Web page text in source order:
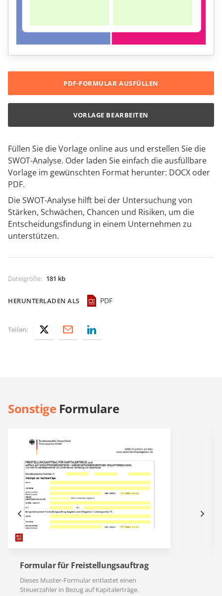
Füllen Sie die Vorlage online aus und erstellen Sie die
SWOT-Analyse. Oder laden Sie einfach die ausfüllbare
Vorlage im gewünschten Format herunter: DOCX oder
PDF.
Die SWOT-Analyse hilft bei der Untersuchung von
Stärken, Schwächen, Chancen und Risiken, um die
Entscheidungsfindung in einem Unternehmen zu
unterstützen.
Dateigröße: 181 kb
HERUNTERLADEN ALS PDF
PDF-FORMULAR AUSFÜLLEN
VORLAGE BEARBEITEN
Teilen:
SonstigeFormulare
Formular für Freistellungsauftrag
Dieses Muster-Formular entlastet einen
Steuerzahler in Bezug auf Kapitalerträge.